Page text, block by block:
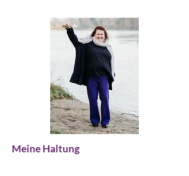
Meine Haltung